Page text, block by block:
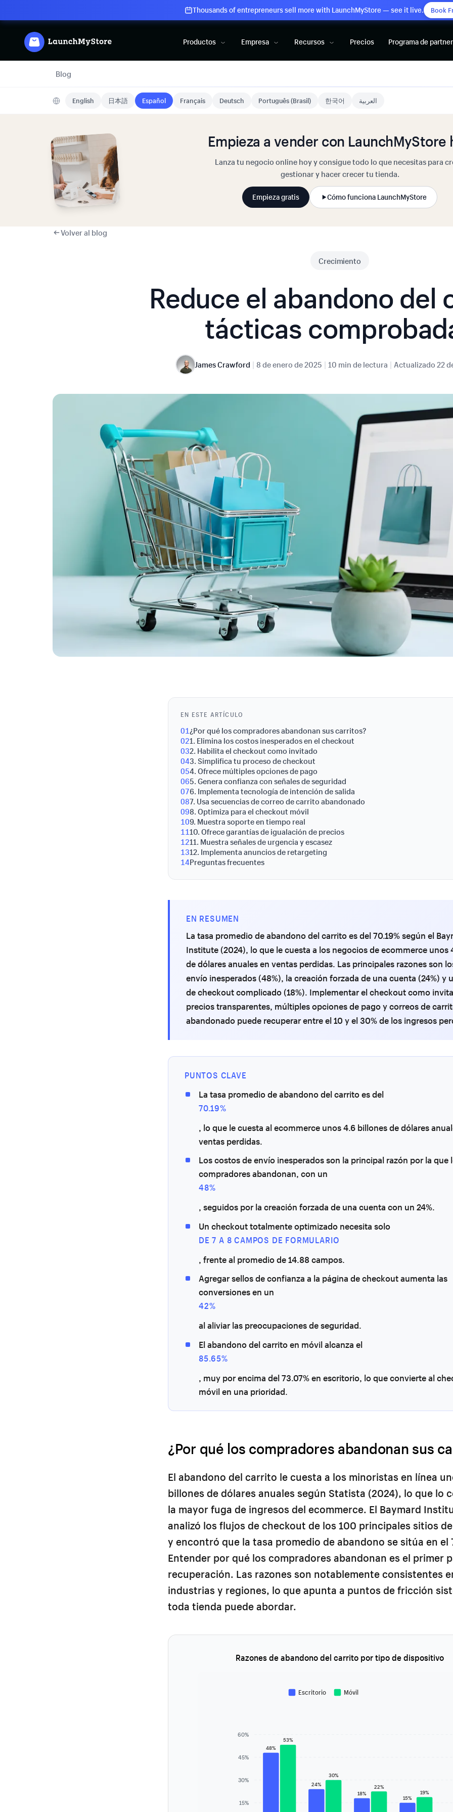
Thousands of entrepreneurs sell more with LaunchMyStore — see it live. Book
Productos Empresa Recursos Precios Programa de
Blog
English 日本語 Español Français Deutsch Português (Brasil) 한국어 العربية
Empieza a vender con LaunchMyStore
Lanza tu negocio online hoy y consigue todo lo que necesitas para
gestionar y hacer crecer tu tienda.
Empieza gratis Cómo funciona LaunchMyStore
Volver al blog
Crecimiento
Reduce el abandono del
tácticas
James Crawford | 8 de enero de 2025 | 10 min de lectura | Actualizado 22
EN ESTE ARTÍCULO
01¿Por qué los compradores abandonan sus carritos?
021. Elimina los costos inesperados en el checkout
032. Habilita el checkout como invitado
043. Simplifica tu proceso de checkout
054. Ofrece múltiples opciones de pago
065. Genera confianza con señales de seguridad
076. Implementa tecnología de intención de salida
087. Usa secuencias de correo de carrito abandonado
098. Optimiza para el checkout móvil
109. Muestra soporte en tiempo real
1110. Ofrece garantías de igualación de precios
1211. Muestra señales de urgencia y escasez
1312. Implementa anuncios de retargeting
14Preguntas frecuentes
EN RESUMEN
La tasa promedio de abandono del carrito es del 70.19% según el
Institute (2024), lo que le cuesta a los negocios de ecommerce unos
de dólares anuales en ventas perdidas. Las principales razones son
envío inesperados (48%), la creación forzada de una cuenta (24%) y
de checkout complicado (18%). Implementar el checkout como
precios transparentes, múltiples opciones de pago y correos de
abandonado puede recuperar entre el 10 y el 30% de los ingresos
PUNTOS CLAVE
La tasa promedio de abandono del carrito es del
70.19%
, lo que le cuesta al ecommerce unos 4.6 billones de dólares
ventas perdidas.
Los costos de envío inesperados son la principal razón por la que
compradores abandonan, con un
48%
, seguidos por la creación forzada de una cuenta con un 24%.
Un checkout totalmente optimizado necesita solo
DE 7 A 8 CAMPOS DE FORMULARIO
, frente al promedio de 14.88 campos.
Agregar sellos de confianza a la página de checkout aumenta las
conversiones en un
42%
al aliviar las preocupaciones de seguridad.
El abandono del carrito en móvil alcanza el
85.65%
, muy por encima del 73.07% en escritorio, lo que convierte al
móvil en una prioridad.
¿Por qué los compradores abandonan sus
El abandono del carrito le cuesta a los minoristas en línea
billones de dólares anuales según Statista (2024), lo que lo
la mayor fuga de ingresos del ecommerce. El Baymard
analizó los flujos de checkout de los 100 principales sitios
y encontró que la tasa promedio de abandono se sitúa en el
Entender por qué los compradores abandonan es el primer
recuperación. Las razones son notablemente consistentes
industrias y regiones, lo que apunta a puntos de fricción
toda tienda puede abordar.
Razones de abandono del carrito por tipo de dispositivo
15%
30%
45%
60%
48%
53%
24%
30%
18%
22%
15%
19%
Escritorio Móvil